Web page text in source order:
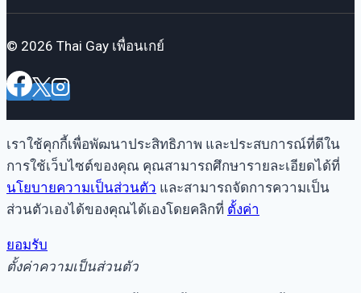
© 2026 Thai Gay เพื่อนเกย์
เราใช้คุกกี้เพื่อพัฒนาประสิทธิภาพ และประสบการณ์ที่ดีใน
การใช้เว็บไซต์ของคุณ คุณสามารถศึกษารายละเอียดได้ที่
นโยบายความเป็นส่วนตัว และสามารถจัดการความเป็น
ส่วนตัวเองได้ของคุณได้เองโดยคลิกที่ ตั้งค่า
ยอมรับ
ตั้งค่าความเป็นส่วนตัว